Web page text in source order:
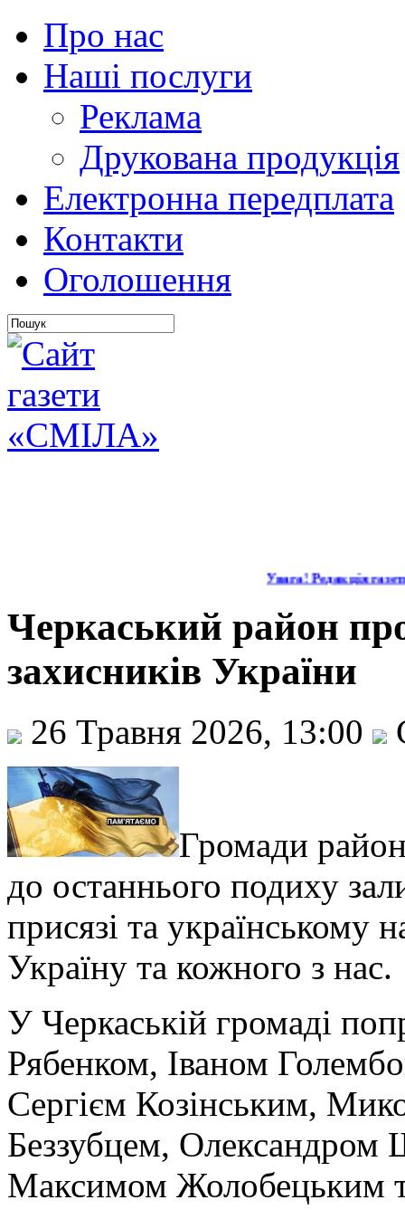
Про нас
Наші послуги
Реклама
Друкована продукція
Електронна передплата
Контакти
Оголошення
Увага! Редакція
Черкаський район
захисників України
26 Травня 2026, 13:00
Громади
до останнього подиху
присязі та українському
Україну та кожного з нас.
У Черкаській громаді
Рябенком, Іваном
Сергієм Козінським,
Беззубцем,
Максимом Жолобецьким